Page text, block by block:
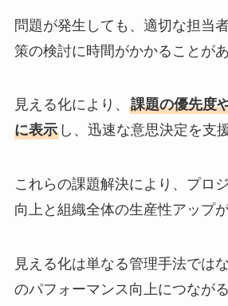
問題が発生しても、適切な担当
策の検討に時間がかかることがあ
見える化により、 課題の優先度
に表示し、迅速な意思決定を支
これらの課題解決により、プロ
向上と組織全体の生産性アップ
見える化は単なる管理手法では
のパフォーマンス向上につなが